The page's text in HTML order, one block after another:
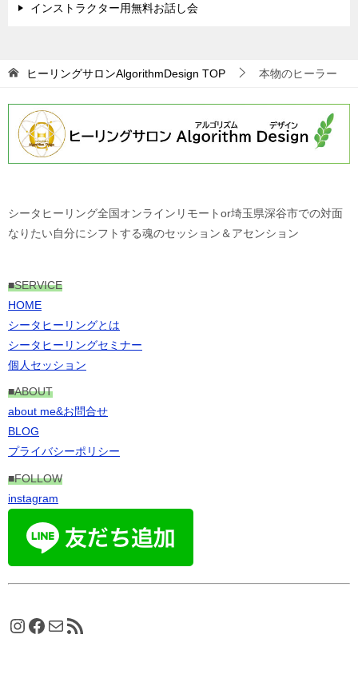
インストラクター用無料お話し会
ヒーリングサロンAlgorithmDesign TOP 本物のヒーラー
シータヒーリング全国オンラインリモートor埼玉県深谷市での対面
なりたい自分にシフトする魂のセッション＆アセンション
■SERVICE
HOME
シータヒーリングとは
シータヒーリングセミナー
個人セッション
■ABOUT
about me&お問合せ
BLOG
プライバシーポリシー
■FOLLOW
instagram
Instagram
Facebook
メールRSS フィード